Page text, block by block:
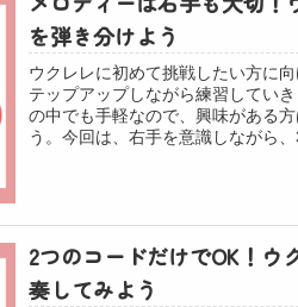
を弾き分けよう
ウクレレに初めて挑戦したい方に
テップアップしながら練習してい
の中でも手軽なので、興味がある
う。今回は、右手を意識しながら、
2つのコードだけでOK！ウ
奏してみよう